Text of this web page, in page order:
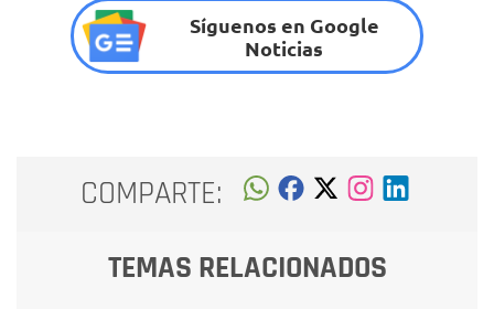
Síguenos en Google
Noticias
COMPARTE:
TEMAS RELACIONADOS